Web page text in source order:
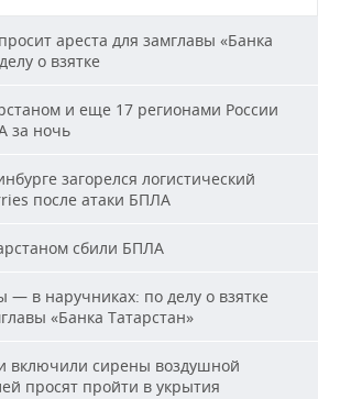
ареста для замглавы «Банка
о взятке
и еще 17 регионами России
за ночь
загорелся логистический
после атаки БПЛА
сбили БПЛА
— в наручниках: по делу о взятке
«Банка Татарстан»
включили сирены воздушной
просят пройти в укрытия